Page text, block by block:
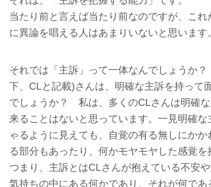
当たり前と言えば当たり前なのですが、これ
に異論を唱える人はあまりいないと思います
それでは「主訴」って一体なんでしょうか
下、CLと記載)さんは、明確な主訴を持って
でしょうか？ 私は、多くのCLさんは明確
来ることはないと思っています。一見明確な
ゃるように見えても、自覚の有る無しにか
る部分もあったり、何かモヤモヤした感覚を
つまり、主訴とはCLさんが抱えている不安
気持ちの中にある何かであり、それが何で